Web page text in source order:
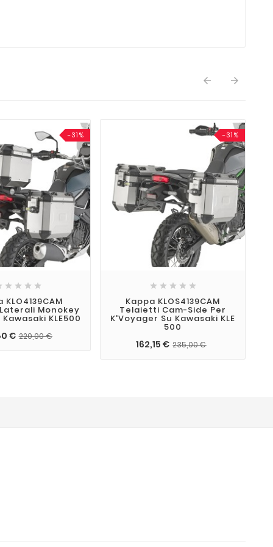
 
-31%
   
KLO4139CAM
Monokey
KLE500
€ 220,00 €
-31%
    
Kappa KLOS4139CAM
Telaietti Cam-Side Per
K'Voyager Su Kawasaki KLE
500
162,15 € 235,00 €